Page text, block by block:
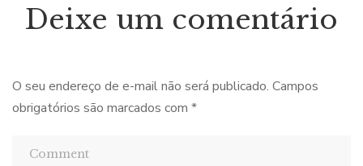
Deixe um comentário
O seu endereço de e-mail não será publicado. Campos
obrigatórios são marcados com *